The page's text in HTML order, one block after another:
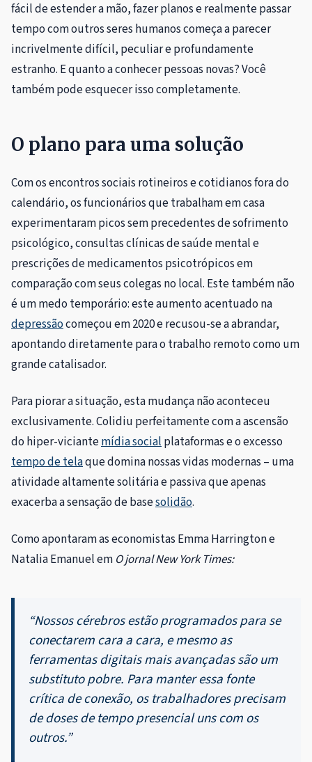
fácil de estender a mão, fazer planos e realmente passar
tempo com outros seres humanos começa a parecer
incrivelmente difícil, peculiar e profundamente
estranho. E quanto a conhecer pessoas novas? Você
também pode esquecer isso completamente.
O plano para uma solução
Com os encontros sociais rotineiros e cotidianos fora do
calendário, os funcionários que trabalham em casa
experimentaram picos sem precedentes de sofrimento
psicológico, consultas clínicas de saúde mental e
prescrições de medicamentos psicotrópicos em
comparação com seus colegas no local. Este também não
é um medo temporário: este aumento acentuado na
depressãocomeçou em 2020 e recusou-se a abrandar,
apontando diretamente para o trabalho remoto como um
grande catalisador.
Para piorar a situação, esta mudança não aconteceu
exclusivamente. Colidiu perfeitamente com a ascensão
do hiper-viciantemídia socialplataformas e o excesso
tempo de telaque domina nossas vidas modernas – uma
atividade altamente solitária e passiva que apenas
exacerba a sensação de basesolidão.
Como apontaram as economistas Emma Harrington e
Natalia Emanuel em O jornal New York Times:
“Nossos cérebros estão programados para se
conectarem cara a cara, e mesmo as
ferramentas digitais mais avançadas são um
substituto pobre. Para manter essa fonte
crítica de conexão, os trabalhadores precisam
de doses de tempo presencial uns com os
outros.”